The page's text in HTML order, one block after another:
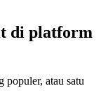
di platform
populer, atau satu